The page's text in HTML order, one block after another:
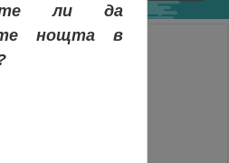
ли да
нощта в